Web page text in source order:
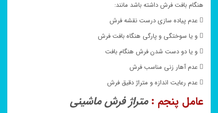
هنگام بافت فرش داشته باشد مانند:
 عدم پیاده سازی درست نقشه فرش
 و یا سوختگی و پارگی هنگاه بافت فرش
 و یا دو دست شدن فرش هنگام بافت
 عدم آهار زنی مناسب فرش
 عدم رعایت اندازه و متراژ دقیق فرش
عامل پنجم : متراژ فرش ماشینی